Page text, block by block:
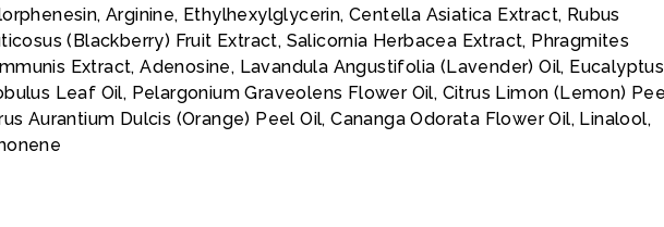
Arginine, Ethylhexylglycerin, Centella Asiatica Extract, Rubus
(Blackberry) Fruit Extract, Salicornia Herbacea Extract, Phragmites
Extract, Adenosine, Lavandula Angustifolia (Lavender) Oil, Eucalyptus
Leaf Oil, Pelargonium Graveolens Flower Oil, Citrus Limon (Lemon)
Aurantium Dulcis (Orange) Peel Oil, Cananga Odorata Flower Oil, Linalool,